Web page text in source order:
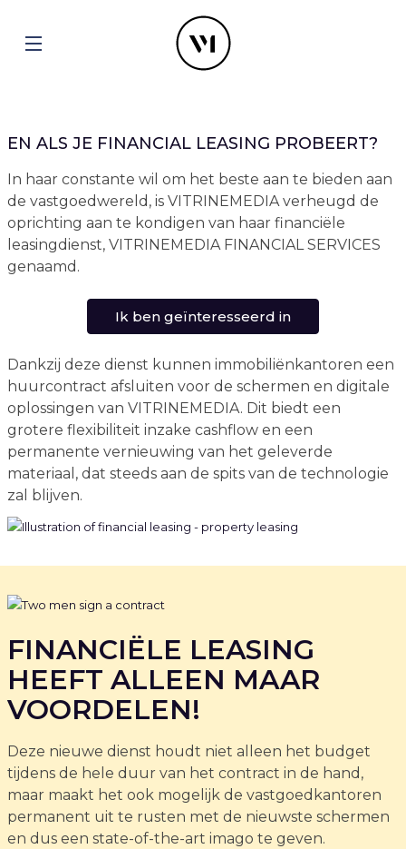
EN ALS JE FINANCIAL LEASING PROBEERT?
In haar constante wil om het beste aan te bieden aan
de vastgoedwereld, is VITRINEMEDIA verheugd de
oprichting aan te kondigen van haar financiële
leasingdienst, VITRINEMEDIA FINANCIAL SERVICES
genaamd.
Ik ben geïnteresseerd in
Dankzij deze dienst kunnen immobiliënkantoren een
huurcontract afsluiten voor de schermen en digitale
oplossingen van VITRINEMEDIA. Dit biedt een
grotere flexibiliteit inzake cashflow en een
permanente vernieuwing van het geleverde
materiaal, dat steeds aan de spits van de technologie
zal blijven.
FINANCIËLE LEASING
HEEFT ALLEEN MAAR
VOORDELEN!
Deze nieuwe dienst houdt niet alleen het budget
tijdens de hele duur van het contract in de hand,
maar maakt het ook mogelijk de vastgoedkantoren
permanent uit te rusten met de nieuwste schermen
en dus een state-of-the-art imago te geven.